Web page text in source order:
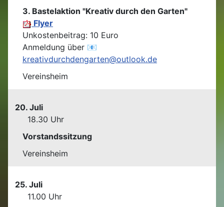
3. Bastelaktion "Kreativ durch den Garten"
Flyer
Unkostenbeitrag: 10 Euro
Anmeldung über 📧
kreativdurchdengarten@outlook.de
Vereinsheim
20. Juli
18.30 Uhr
Vorstandssitzung
Vereinsheim
25. Juli
11.00 Uhr